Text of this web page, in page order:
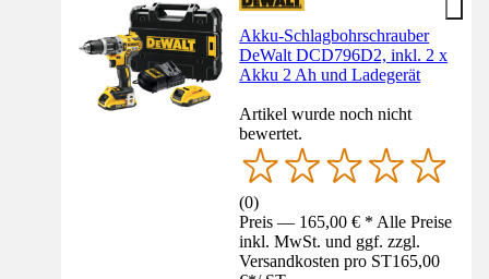
Akku-Schlagbohrschrauber
DeWalt DCD796D2, inkl. 2 x
Akku 2 Ah und Ladegerät
Artikel wurde noch nicht
bewertet.
(0)
Preis — 165,00 € * Alle Preise
inkl. MwSt. und ggf. zzgl.
Versandkosten pro ST165,00